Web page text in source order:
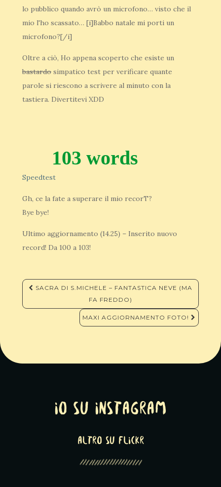
lo pubblico quando avrò un microfono… visto che il
mio l'ho scassato… [i]Babbo natale mi porti un
microfono?[/i]
Oltre a ciò, Ho appena scoperto che esiste un
bastardo simpatico test per verificare quante
parole si riescono a scrivere al minuto con la
tastiera. Divertitevi XDD
103 words
Speedtest
Gh, ce la fate a superare il mio recorT?
Bye bye!
Ultimo aggiornamento (14.25) – Inserito nuovo
record! Da 100 a 103!
Navigazione
articoli
SACRA DI S.MICHELE – FANTASTICA NEVE (MA
FA FREDDO)
MAXI AGGIORNAMENTO FOTO!
Io su Instagram
altro su Flickr